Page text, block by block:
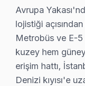
• Avcılar'de ana
• Avcılar
• Avcılar'de 24
• Avcılar
Muadil parça
Avrupa
lojistiği
Metrobüs ve E-5
kuzey hem
erişim hattı,
Denizi kıyısı'e